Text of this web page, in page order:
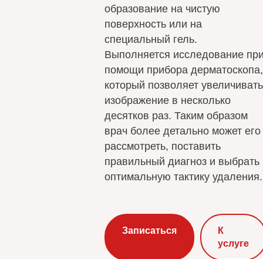
образование на чистую
поверхность или на
специальный гель.
Выполняется исследование
помощи прибора дерматоскопа,
который позволяет увеличивать
изображение в несколько
десятков раз. Таким образом
врач более детально может его
рассмотреть, поставить
правильный диагноз и выбрать
оптимальную тактику удаления.
Записаться
К
услуге